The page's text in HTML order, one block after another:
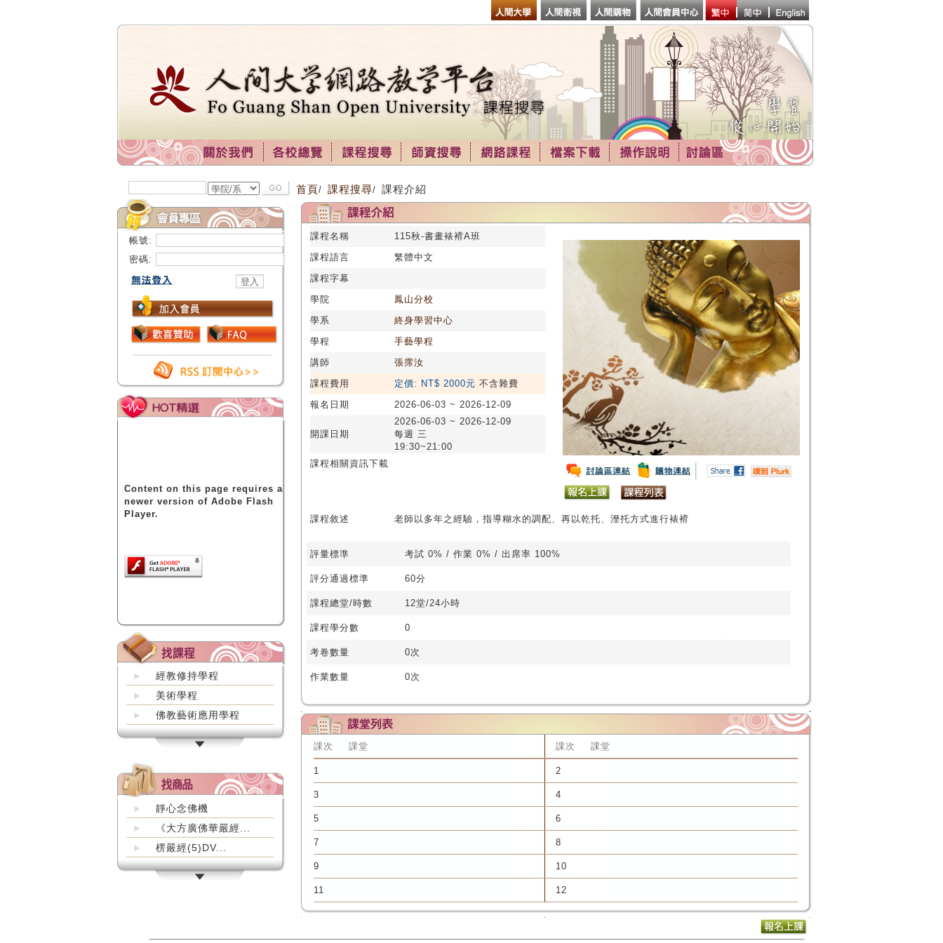
帳號:
密碼:
Content on this page requires a
newer version of Adobe Flash
Player.
經教修持學程
美術學程
佛教藝術應用學程
靜心念佛機
《大方廣佛華嚴經...
楞嚴經(5)DV...
首頁/ 課程搜尋/ 課程介紹
課程名稱
115秋-書畫裱褙A班
課程語言
繁體中文
課程字幕
學院
鳳山分校
學系
終身學習中心
學程
手藝學程
講師
張霈汝
課程費用
定價: NT$ 2000元 不含雜費
報名日期
2026-06-03 ~ 2026-12-09
開課日期
2026-06-03 ~ 2026-12-09
每週 三
19:30~21:00
課程相關資訊下載
課程敘述 老師以多年之經驗，指導糊水的調配、再以乾托、溼托方式進行裱褙
評量標準 考試 0% / 作業 0% / 出席率 100%
評分通過標準 60分
課程總堂/時數 12堂/24小時
課程學分數 0
考卷數量 0次
作業數量 0次
課次 課堂 課次 課堂
1 2
3 4
5 6
7 8
9 10
11 12